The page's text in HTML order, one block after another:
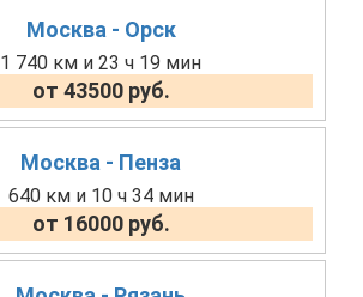
Москва - Орск
1 740 км и 23 ч 19 мин
от 43500 руб.
Москва - Пенза
640 км и 10 ч 34 мин
от 16000 руб.